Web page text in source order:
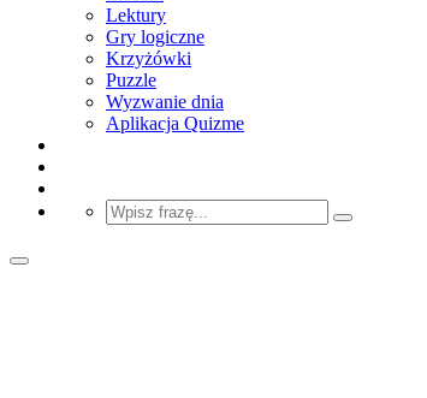
Lektury
Gry logiczne
Krzyżówki
Puzzle
Wyzwanie dnia
Aplikacja Quizme